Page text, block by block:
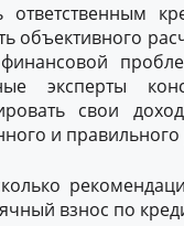
ответственным
объективного
финансовой
эксперты
свои
и
взнос по